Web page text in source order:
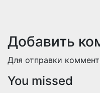
Добавить
Для отправки
You missed